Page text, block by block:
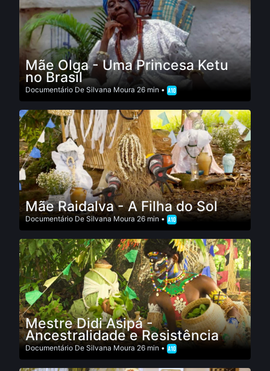
Mãe Olga - Uma Princesa Ketu
no Brasil
Documentário DeSilvana Moura 26 min •
Mãe Raidalva - A Filha do Sol
Documentário De Silvana Moura 26 min •
Mestre Didi Asipá -
Ancestralidade e Resistência
Documentário De Silvana Moura 26 min •